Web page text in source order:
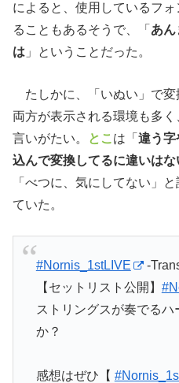
によると、使用しているフ
ることもあるそうで、「 あ
は 」ということだった。
たしかに、「いぬい」で変
両方が表示される環境も多
言いがたい。
とこ は「 違う字
込んで変換してるに違いは
「べつに、気にしてない」
ていた。
#Nornis_1stLIVE
-
【セットリスト公開】
ストリングスが奏でる
か？
感想はぜひ【